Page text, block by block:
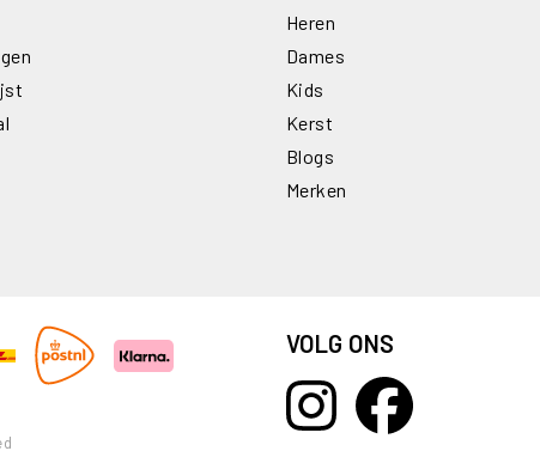
Heren
Dames
Kids
Kerst
Blogs
Merken
VOLG ONS